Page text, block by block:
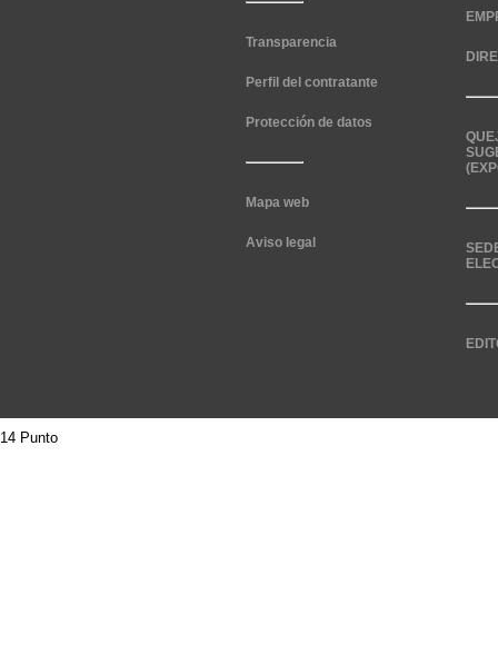
Transparencia
Perfil del contratante
Protección de datos
Mapa web
Aviso legal
14 Punto